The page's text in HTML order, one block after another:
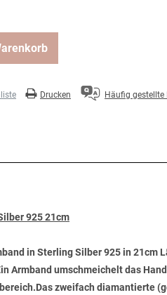
Drucken Häufig gestellte
925 21cm
in Sterling Silber 925 in 21cm
Armband umschmeichelt das
zweifach diamantierte